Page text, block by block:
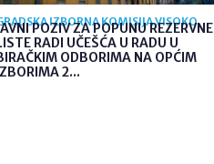
IZBORNA KOMISIJA VISOKO
POZIV ZA POPUNU REZERVNE
RADI UČEŠĆA U RADU U
ODBORIMA NA OPĆIM
IZBORIMA 2...